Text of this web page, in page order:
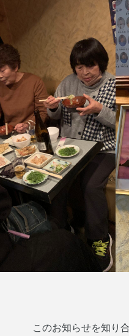
このお知らせを知り